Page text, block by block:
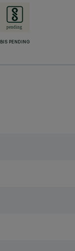
BIS PENDING